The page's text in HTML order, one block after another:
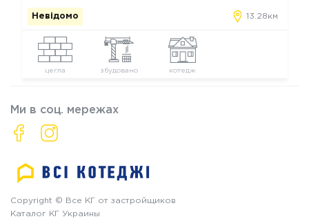
Невідомо 13.28км
цегла збудовано котедж
Ми в соц. мережах
Copyright © Все КГ от застройщиков
Каталог КГ Украины